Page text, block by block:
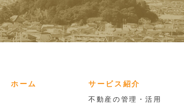
ホーム サービス紹介
不動産の管理・活用